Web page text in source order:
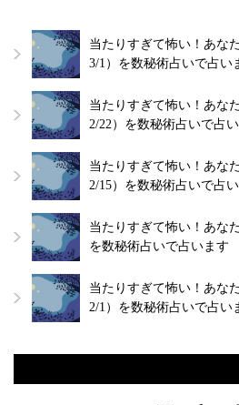
当たりすぎて怖い！あな
3/1）を数秘術占いで占い
当たりすぎて怖い！あな
2/22）を数秘術占いで占
当たりすぎて怖い！あな
2/15）を数秘術占いで占
当たりすぎて怖い！あな
を数秘術占いで占います
当たりすぎて怖い！あな
2/1）を数秘術占いで占い